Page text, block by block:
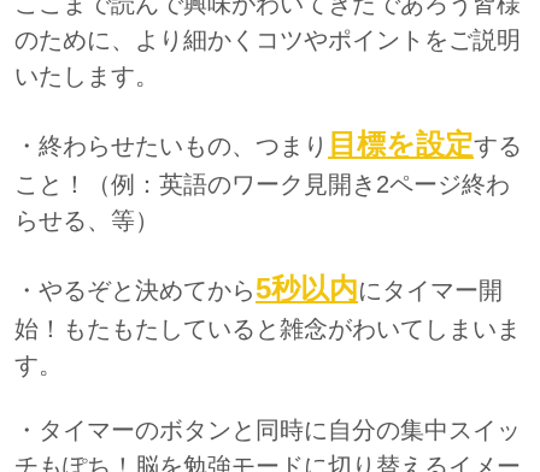
のために、より細かくコツやポイントをご説明
いたします。
・終わらせたいもの、つまり 目標を設定する
こと！（例：英語のワーク見開き2ページ終わ
らせる、等）
・やるぞと決めてから5秒以内にタイマー開
始！もたもたしていると雑念がわいてしまいま
す。
・タイマーのボタンと同時に自分の集中スイッ
チもぽち！脳を勉強モードに切り替えるイメー